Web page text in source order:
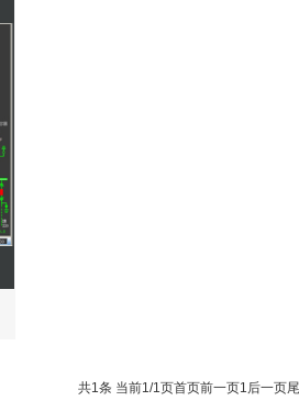
共1条 当前1/1页首页前一页1后一页